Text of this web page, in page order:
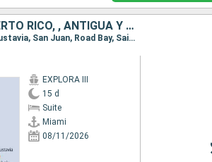
ESTADOS UNIDOS, FRANCIA, REPÚBLICA DOMINICANA, PUERTO RICO, , ANTIGUA Y BARBUDA
Itinerario : Miami, Providenciales, Puerto Plata, La Romana, Jost Van Dyke, Gustavia, San Juan, Road Bay, Saint John's, FREDERIKSTED VI, Isla Catalina, Puerto Plata, Miami
EXPLORA III
15 d
Suite
Miami
08/11/2026